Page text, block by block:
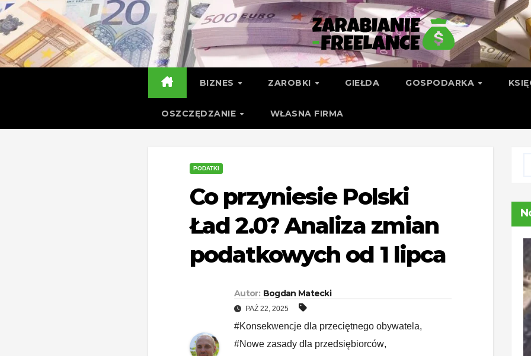
Skip
to
content
BIZNES ZAROBKI GIEŁDA GOSPODARKA
OSZCZĘDZANIE WŁASNA FIRMA
PODATKI
Co przyniesie Polski
Ład 2.0? Analiza zmian
podatkowych od 1 lipca
Autor: Bogdan Matecki
PAŹ 22, 2025
#Konsekwencje dla przeciętnego obywatela,
#Nowe zasady dla przedsiębiorców,